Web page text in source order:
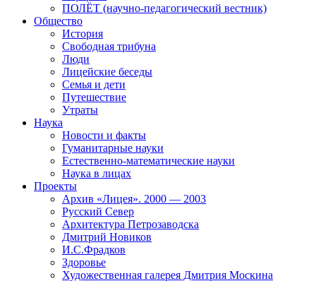
ПОЛЁТ (научно-педагогический вестник)
Общество
История
Свободная трибуна
Люди
Лицейские беседы
Семья и дети
Путешествие
Утраты
Наука
Новости и факты
Гуманитарные науки
Естественно-математические науки
Наука в лицах
Проекты
Архив «Лицея». 2000 — 2003
Русский Север
Архитектура Петрозаводска
Дмитрий Новиков
И.С.Фрадков
Здоровье
Художественная галерея Дмитрия Москина